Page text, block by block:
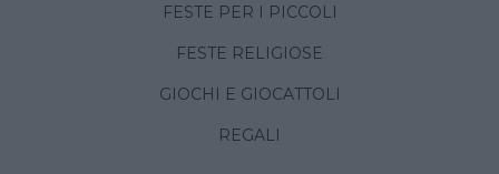
FESTE PER I PICCOLI
FESTE RELIGIOSE
GIOCHI E GIOCATTOLI
REGALI